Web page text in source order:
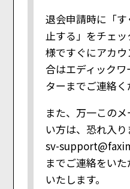
退会申請時に「
止する」をチェ
様ですぐにアカ
合はエディック
ターまでご連絡く
また、万一この
い方は、恐れ入
sv-
までご連絡をい
いたします。